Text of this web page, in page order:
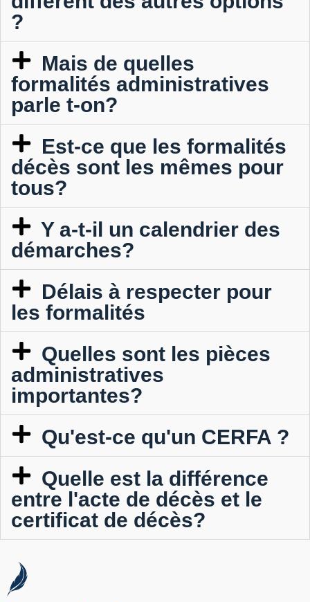
?
Mais de quelles
formalités administratives
parle t-on?
Est-ce que les formalités
décès sont les mêmes pour
tous?
Y a-t-il un calendrier des
démarches?
Délais à respecter pour
les formalités
Quelles sont les pièces
administratives
importantes?
Qu'est-ce qu'un CERFA ?
Quelle est la différence
entre l'acte de décès et le
certificat de décès?